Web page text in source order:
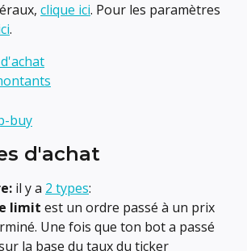
clique ici. Pour les paramètres
.
buy
d'achat
il y a 2 types:
limit est un ordre passé à un prix
Une fois que ton bot a passé
la base du taux du ticker